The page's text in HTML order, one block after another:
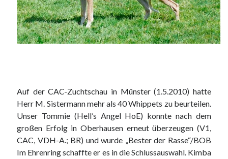
Auf der CAC-Zuchtschau in Münster (1.5.2010) hatte
Herr M. Sistermann mehr als 40 Whippets zu beurteilen.
Unser Tommie (Hell’s Angel HoE) konnte nach dem
großen Erfolg in Oberhausen erneut überzeugen (V1,
CAC, VDH-A.; BR) und wurde „Bester der Rasse“/BOB
Im Ehrenring schaffte er es in die Schlussauswahl. Kimba